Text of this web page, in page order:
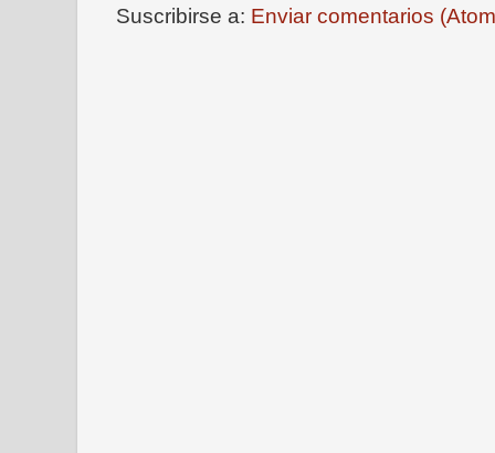
Suscribirse a: Enviar comentarios